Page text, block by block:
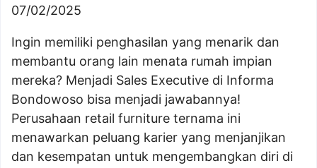
07/02/2025
Ingin memiliki penghasilan yang menarik dan
membantu orang lain menata rumah impian
mereka? Menjadi Sales Executive di Informa
Bondowoso bisa menjadi jawabannya!
Perusahaan retail furniture ternama ini
menawarkan peluang karier yang menjanjikan
dan kesempatan untuk mengembangkan diri di